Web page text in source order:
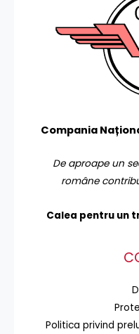
Compania
De aproape un
române
Calea pentru un
Politica privind